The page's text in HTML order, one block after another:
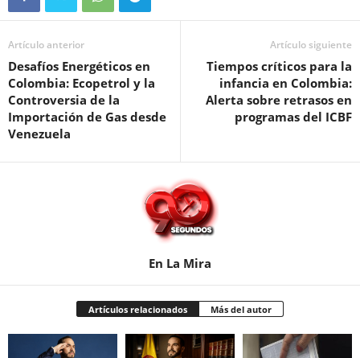
Artículo anterior
Desafíos Energéticos en
Colombia: Ecopetrol y la
Controversia de la
Importación de Gas desde
Venezuela
Artículo siguiente
Tiempos críticos para la
infancia en Colombia:
Alerta sobre retrasos en
programas del ICBF
En La Mira
Artículos relacionados Más del autor